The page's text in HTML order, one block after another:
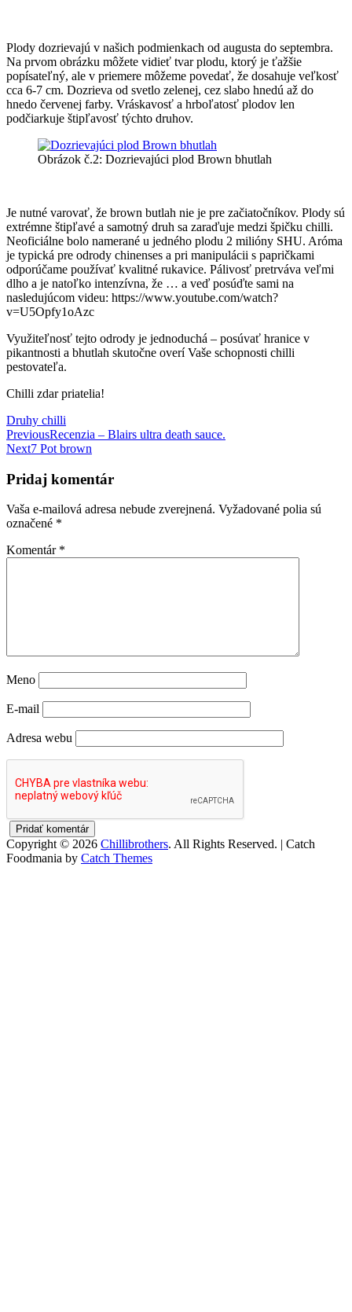
Plody dozrievajú v našich podmienkach od augusta do septembra.
Na prvom obrázku môžete vidieť tvar plodu, ktorý je ťažšie
popísateľný, ale v priemere môžeme povedať, že dosahuje veľkosť
cca 6-7 cm. Dozrieva od svetlo zelenej, cez slabo hnedú až do
hnedo červenej farby. Vráskavosť a hrboľatosť plodov len
podčiarkuje štipľavosť týchto druhov.
Obrázok č.2: Dozrievajúci plod Brown bhutlah
Je nutné varovať, že brown butlah nie je pre začiatočníkov. Plody sú
extrémne štipľavé a samotný druh sa zaraďuje medzi špičku chilli.
Neoficiálne bolo namerané u jedného plodu 2 milióny SHU. Aróma
je typická pre odrody chinenses a pri manipulácii s papričkami
odporúčame používať kvalitné rukavice. Pálivosť pretrváva veľmi
dlho a je natoľko intenzívna, že … a veď posúďte sami na
nasledujúcom videu: https://www.youtube.com/watch?
v=U5Opfy1oAzc
Využiteľnosť tejto odrody je jednoduchá – posúvať hranice v
pikantnosti a bhutlah skutočne overí Vaše schopnosti chilli
pestovateľa.
Chilli zdar priatelia!
Categories
Druhy chilli
Navigácia
v
článku
PreviousRecenzia – Blairs ultra death sauce.
Next7 Pot brown
Pridaj komentár
Vaša e-mailová adresa nebude zverejnená. Vyžadované polia sú
označené *
Komentár *
Meno
E-mail
Adresa webu
Copyright © 2026 Chillibrothers. All Rights Reserved. | Catch
Foodmania by Catch Themes